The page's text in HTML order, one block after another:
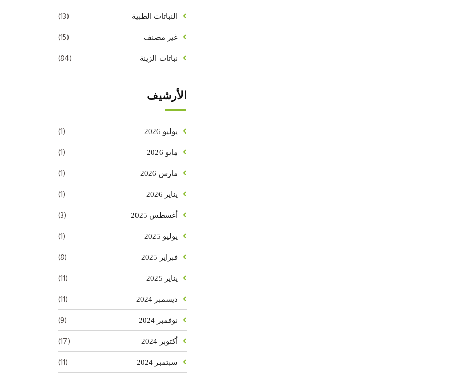
النباتات الطبية (13)
غير مصنف (15)
نباتات الزينة (84)
الأرشيف
يوليو 2026 (1)
مايو 2026 (1)
مارس 2026 (1)
يناير 2026 (1)
أغسطس 2025 (3)
يوليو 2025 (1)
فبراير 2025 (8)
يناير 2025 (11)
ديسمبر 2024 (11)
نوفمبر 2024 (9)
أكتوبر 2024 (17)
سبتمبر 2024 (11)